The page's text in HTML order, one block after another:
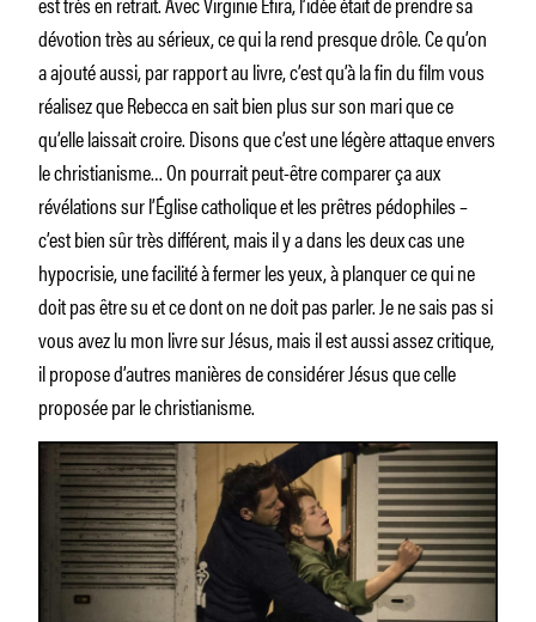
dévotion très au sérieux, ce qui la rend presque drôle. Ce qu’on
a ajouté aussi, par rapport au livre, c’est qu’à la fin du film vous
réalisez que Rebecca en sait bien plus sur son mari que ce
qu’elle laissait croire. Disons que c’est une légère attaque envers
le christianisme… On pourrait peut-être comparer ça aux
révélations sur l’Église catholique et les prêtres pédophiles –
c’est bien sûr très différent, mais il y a dans les deux cas une
hypocrisie, une facilité à fermer les yeux, à planquer ce qui ne
doit pas être su et ce dont on ne doit pas parler. Je ne sais pas si
vous avez lu mon livre sur Jésus, mais il est aussi assez critique,
il propose d’autres manières de considérer Jésus que celle
proposée par le christianisme.